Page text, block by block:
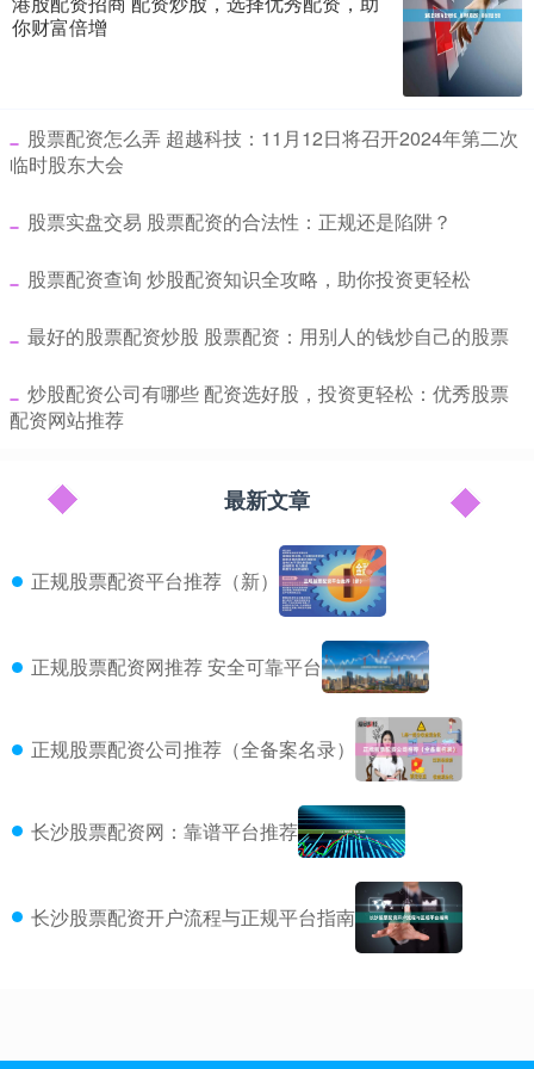
你财富倍增
​股票配资怎么弄 超越科技：11月12日将召开2024年第二次
临时股东大会
​股票实盘交易 股票配资的合法性：正规还是陷阱？
​股票配资查询 炒股配资知识全攻略，助你投资更轻松
​最好的股票配资炒股 股票配资：用别人的钱炒自己的股票
​炒股配资公司有哪些 配资选好股，投资更轻松：优秀股票
配资网站推荐
最新文章
正规股票配资平台推荐（新）
正规股票配资网推荐 安全可靠平台
正规股票配资公司推荐（全备案名录）
长沙股票配资网：靠谱平台推荐
长沙股票配资开户流程与正规平台指南